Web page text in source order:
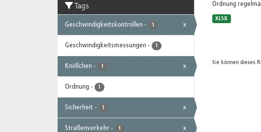
Tags
Geschwindigkeitskontrollen - 1 x
Geschwindigkeitsmessungen - 1
Knöllchen - 1 x
Ordnung - 1
Sicherheit - 1 x
Straßenverkehr - 1 x
Ordnung
XLSX
Sie können dieses